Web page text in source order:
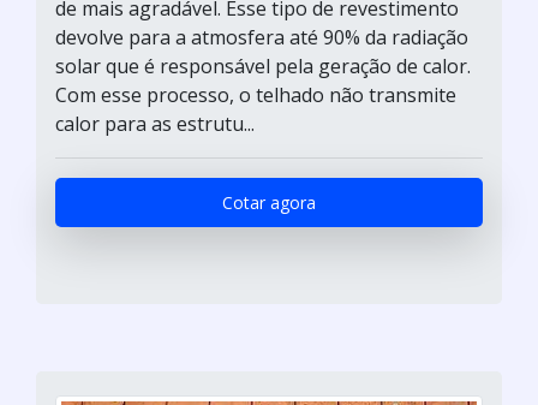
de mais agradável. Esse tipo de revestimento
devolve para a atmosfera até 90% da radiação
solar que é responsável pela geração de calor.
Com esse processo, o telhado não transmite
calor para as estrutu...
Cotar agora